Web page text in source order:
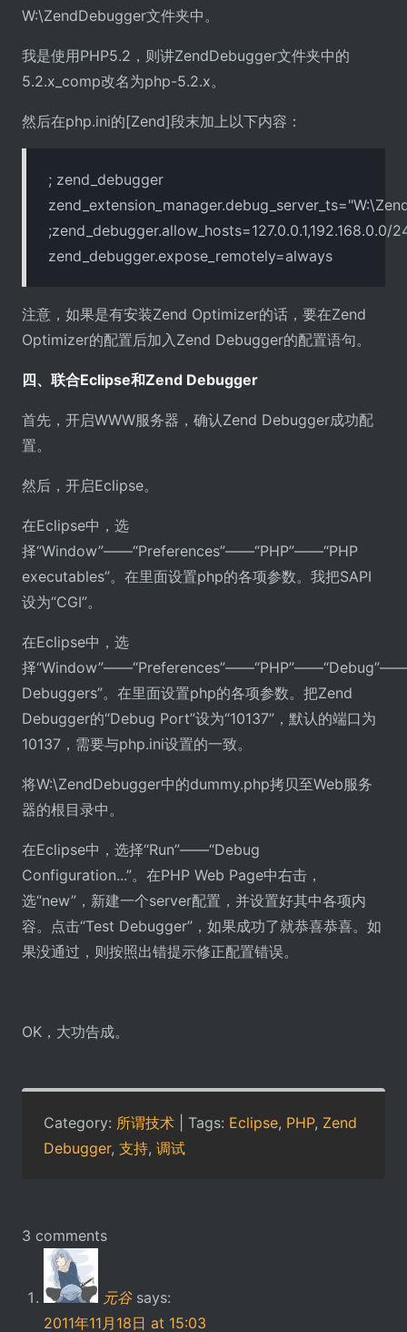
W:\ZendDebugger文件夹中。
我是使用PHP5.2，则讲ZendDebugger文件夹中的
5.2.x_comp改名为php-5.2.x。
然后在php.ini的[Zend]段末加上以下内容：
; zend_debugger
;zend_debugger.allow_hosts=127.0.0.1,192.168.0.0/
zend_debugger.expose_remotely=always
注意，如果是有安装Zend Optimizer的话，要在Zend
Optimizer的配置后加入Zend Debugger的配置语句。
四、联合Eclipse和Zend Debugger
首先，开启WWW服务器，确认Zend Debugger成功配
置。
然后，开启Eclipse。
在Eclipse中，选
择“Window”——“Preferences”——“PHP”——“PHP
executables”。在里面设置php的各项参数。我把SAPI
设为“CGI”。
在Eclipse中，选
择
Debuggers”。在里面设置php的各项参数。把Zend
Debugger的“Debug Port”设为“10137”，默认的端口为
10137，需要与php.ini设置的一致。
将W:\ZendDebugger中的dummy.php拷贝至Web服务
器的根目录中。
在Eclipse中，选择“Run”——“Debug
Configuration...”。在PHP Web Page中右击，
选“new”，新建一个server配置，并设置好其中各项内
容。点击“Test Debugger”，如果成功了就恭喜恭喜。如
果没通过，则按照出错提示修正配置错误。
OK，大功告成。
Category: 所谓技术 | Tags: Eclipse, PHP, Zend
Debugger, 支持, 调试
3 comments
元谷 says:
2011年11月18日 at 15:03